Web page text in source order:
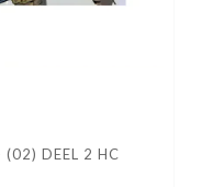
(02) DEEL 2 HC